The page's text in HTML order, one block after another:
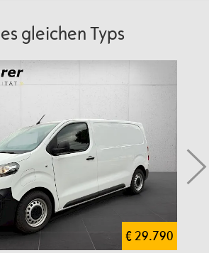
gleichen Typs
€ 29.790